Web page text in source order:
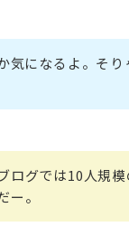
気になるよ。そり
ログでは10人規
。